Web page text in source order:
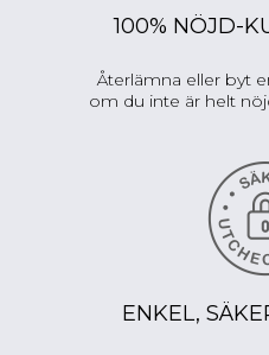
100% NÖJD-
Återlämna eller byt
om du inte är helt
ENKEL,